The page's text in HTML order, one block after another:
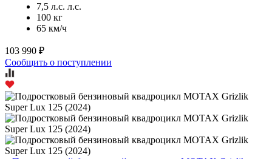
7,5 л.с. л.с.
100 кг
65 км/ч
103 990 ₽
Сообщить о поступлении